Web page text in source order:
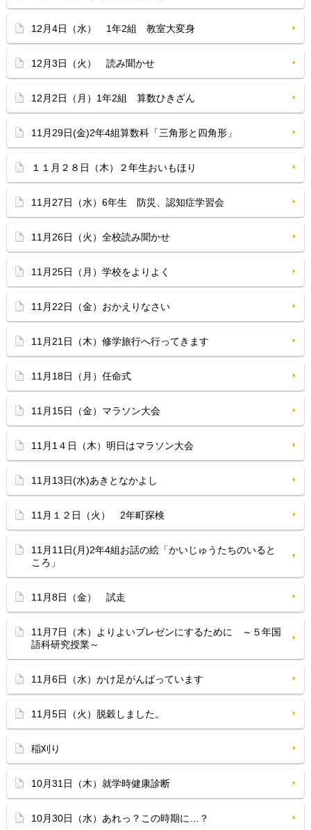
12月4日（水） 1年2組 教室大変身
12月3日（火） 読み聞かせ
12月2日（月）1年2組 算数ひきざん
11月29日(金)2年4組算数科「三角形と四角形」
１１月２８日（木）２年生おいもほり
11月27日（水）6年生 防災、認知症学習会
11月26日（火）全校読み聞かせ
11月25日（月）学校をよりよく
11月22日（金）おかえりなさい
11月21日（木）修学旅行へ行ってきます
11月18日（月）任命式
11月15日（金）マラソン大会
11月1４日（木）明日はマラソン大会
11月13日(水)あきとなかよし
11月１２日（火） 2年町探検
11月11日(月)2年4組お話の絵「かいじゅうたちのいると
ころ」
11月8日（金） 試走
11月7日（木）よりよいプレゼンにするために ～５年国
語科研究授業～
11月6日（水）かけ足がんばっています
11月5日（火）脱穀しました。
稲刈り
10月31日（木）就学時健康診断
10月30日（水）あれっ？この時期に…？